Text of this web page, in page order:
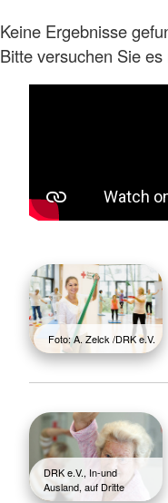
Keine Ergebnisse
Bitte versuchen Sie
Foto: A. Zelck /DRK e.V.
DRK e.V., In-und
Ausland, auf Dritte